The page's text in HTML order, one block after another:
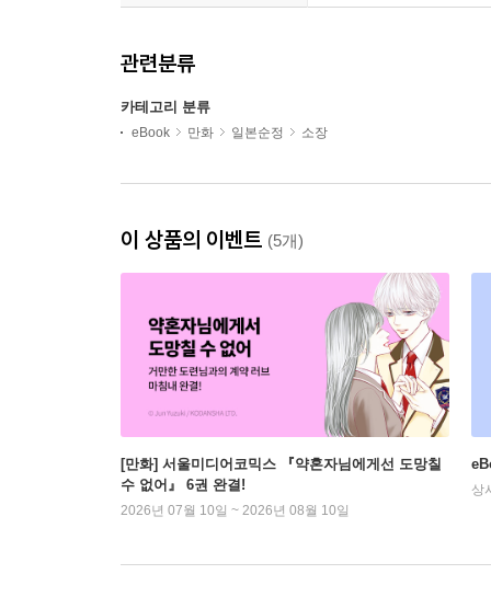
관련분류
카테고리 분류
eBook 만화 일본순정 소장
이 상품의 이벤트 (5개)
[만화] 서울미디어코믹스 『약혼자님에게선 도망칠
수 없어』 6권 완결!
2026년 07월 10일 ~ 2026년 08월 10일
상